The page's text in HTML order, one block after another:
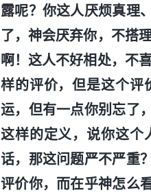
露呢？你这人厌烦真理
了，神会厌弃你，不搭
啊！这人不好相处，不
样的评价，但是这个评
运，但有一点你别忘了
这样的定义，说你这个
话，那这问题严不严重？
评价你，而在乎神怎么